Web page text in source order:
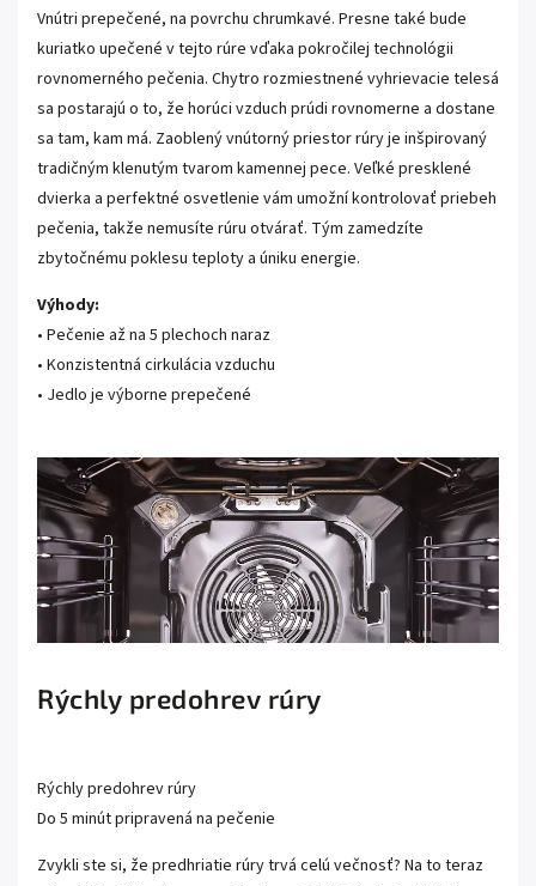
Vnútri prepečené, na povrchu chrumkavé. Presne také bude
kuriatko upečené v tejto rúre vďaka pokročilej technológii
rovnomerného pečenia. Chytro rozmiestnené vyhrievacie telesá
sa postarajú o to, že horúci vzduch prúdi rovnomerne a dostane
sa tam, kam má. Zaoblený vnútorný priestor rúry je inšpirovaný
tradičným klenutým tvarom kamennej pece. Veľké presklené
dvierka a perfektné osvetlenie vám umožní kontrolovať priebeh
pečenia, takže nemusíte rúru otvárať. Tým zamedzíte
zbytočnému poklesu teploty a úniku energie.
Výhody:
• Pečenie až na 5 plechoch naraz
• Konzistentná cirkulácia vzduchu
• Jedlo je výborne prepečené
Rýchly predohrev rúry
Rýchly predohrev rúry
Do 5 minút pripravená na pečenie
Zvykli ste si, že predhriatie rúry trvá celú večnosť? Na to teraz